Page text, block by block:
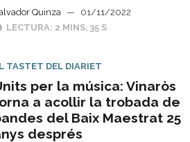
Quinza —
01/11/2022
LECTURA: 2 MINS, 35 S
TASTET DEL DIARIET
per la música: Vinaròs
a acollir la trobada de
del Baix Maestrat 25
després